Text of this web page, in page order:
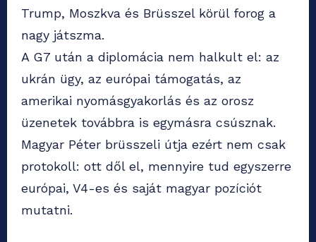
Trump, Moszkva és Brüsszel körül forog a
nagy játszma.
A G7 után a diplomácia nem halkult el: az
ukrán ügy, az európai támogatás, az
amerikai nyomásgyakorlás és az orosz
üzenetek továbbra is egymásra csúsznak.
Magyar Péter brüsszeli útja ezért nem csak
protokoll: ott dől el, mennyire tud egyszerre
európai, V4-es és saját magyar pozíciót
mutatni.